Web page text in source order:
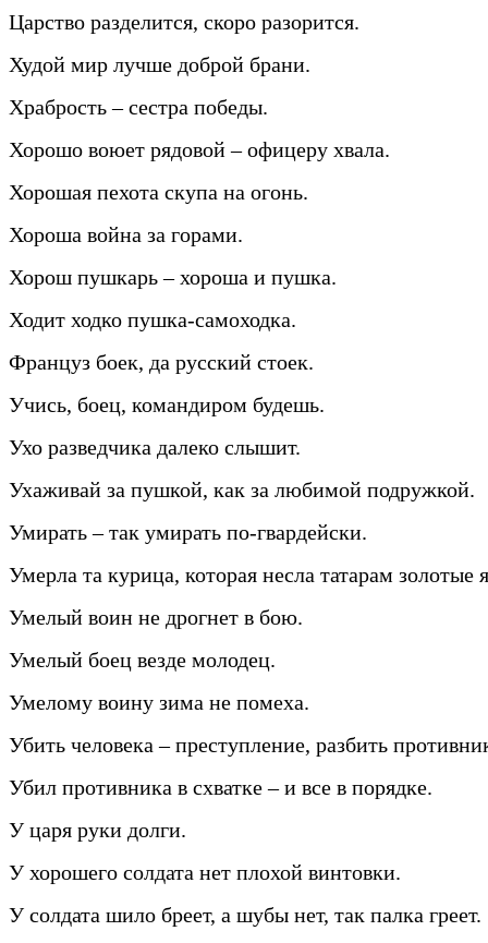
Царство разделится, скоро разорится.
Худой мир лучше доброй брани.
Храбрость – сестра победы.
Хорошо воюет рядовой – офицеру хвала.
Хорошая пехота скупа на огонь.
Хороша война за горами.
Хорош пушкарь – хороша и пушка.
Ходит ходко пушка-самоходка.
Француз боек, да русский стоек.
Учись, боец, командиром будешь.
Ухо разведчика далеко слышит.
Ухаживай за пушкой, как за любимой подружкой.
Умирать – так умирать по-гвардейски.
Умерла та курица, которая несла татарам золотые
Умелый воин не дрогнет в бою.
Умелый боец везде молодец.
Умелому воину зима не помеха.
Убить человека – преступление, разбить
Убил противника в схватке – и все в порядке.
У царя руки долги.
У хорошего солдата нет плохой винтовки.
У солдата шило бреет, а шубы нет, так палка греет.